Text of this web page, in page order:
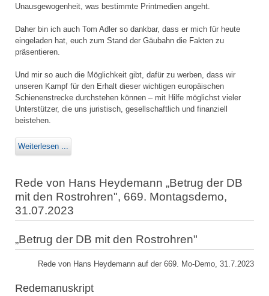
Unausgewogenheit, was bestimmte Printmedien angeht.
Daher bin ich auch Tom Adler so dankbar, dass er mich für heute
eingeladen hat, euch zum Stand der Gäubahn die Fakten zu
präsentieren.
Und mir so auch die Möglichkeit gibt, dafür zu werben, dass wir
unseren Kampf für den Erhalt dieser wichtigen europäischen
Schienenstrecke durchstehen können – mit Hilfe möglichst vieler
Unterstützer, die uns juristisch, gesellschaftlich und finanziell
beistehen.
Weiterlesen ...
Rede von Hans Heydemann „Betrug der DB
mit den Rostrohren", 669. Montagsdemo,
31.07.2023
„Betrug der DB mit den Rostrohren"
Rede von Hans Heydemann auf der 669. Mo-Demo, 31.7.2023
Redemanuskript